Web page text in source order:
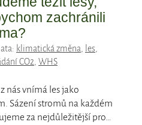
zachránili
klimatická změna, les,
CO2, WHS
nás vnímá les jako
Sázení stromů na každém
za nejdůležitější pro…